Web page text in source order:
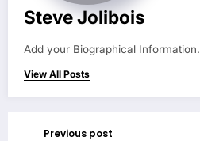
Steve Jolibois
Add your Biographical Information.
View All Posts
Previous post